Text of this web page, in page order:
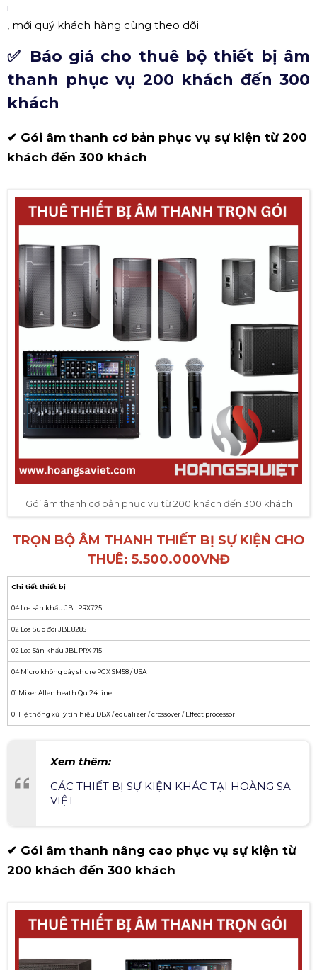
i
, mới quý khách hàng cùng theo dõi
✅ Báo giá cho thuê bộ thiết bị âm
thanh phục vụ 200 khách đến 300
khách
✔ Gói âm thanh cơ bản phục vụ sự kiện từ 200
khách đến 300 khách
Gói âm thanh cơ bản phục vụ từ 200 khách đến 300 khách
TRỌN BỘ ÂM THANH THIẾT BỊ SỰ KIỆN CHO
THUÊ: 5.500.000VNĐ
Chi tiết thiết bị
04 Loa sân khấu JBL PRX725
02 Loa Sub đôi JBL 828S
02 Loa Sân khấu JBL PRX 715
04 Micro không dây shure PGX SM58 / USA
01 Mixer Allen heath Qu 24 line
01 Hệ thống xử lý tín hiệu DBX / equalizer / crossover / Effect processor
Xem thêm:
CÁC THIẾT BỊ SỰ KIỆN KHÁC TẠI HOÀNG SA
VIỆT
✔ Gói âm thanh nâng cao phục vụ sự kiện từ
200 khách đến 300 khách